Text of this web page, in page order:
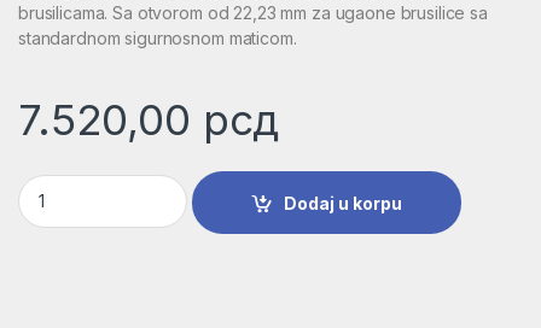
brusilicama. Sa otvorom od 22,23 mm za ugaone brusilice sa
standardnom sigurnosnom maticom.
7.520,00 рсд
Dijamantska burgija za suvo bušenje Dry Speed Best for
Dodaj u korpu